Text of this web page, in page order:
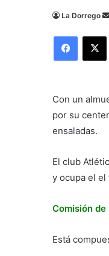
La Dorrego
X
Con un
por su
ensaladas.
El club
y ocupa el
Comisión de
Está